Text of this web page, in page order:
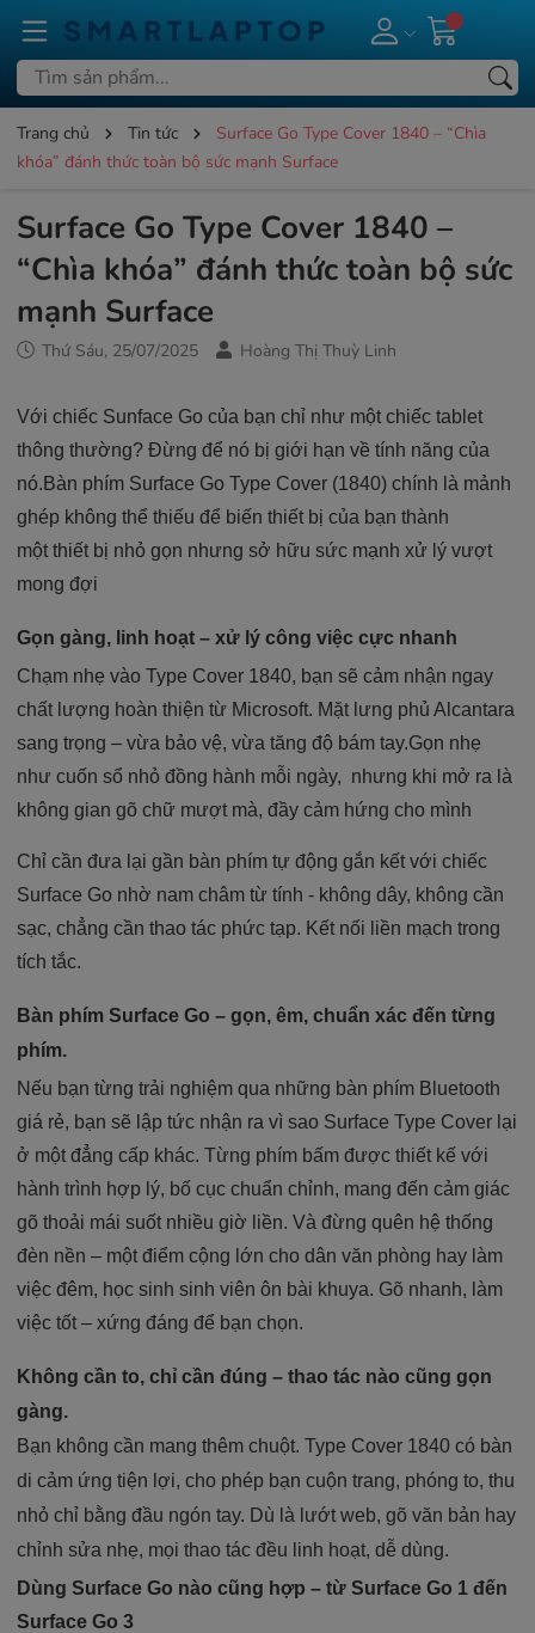
Trang chủ Tin tức
Surface Go Type Cover 1840 – “Chìa
khóa” đánh thức toàn bộ sức mạnh Surface
Surface Go Type Cover 1840 –
“Chìa khóa” đánh thức toàn bộ sức
mạnh Surface
Thứ Sáu, 25/07/2025 Hoàng Thị Thuỳ Linh
Với chiếc Sunface Go của bạn chỉ như một chiếc tablet
thông thường? Đừng để nó bị giới hạn về tính năng của
nó.Bàn phím Surface Go Type Cover (1840) chính là mảnh
ghép không thể thiếu để biến thiết bị của bạn thành
một thiết bị nhỏ gọn nhưng sở hữu sức mạnh xử lý vượt
mong đợi
Gọn gàng, linh hoạt – xử lý công việc cực nhanh
Chạm nhẹ vào Type Cover 1840, bạn sẽ cảm nhận ngay
chất lượng hoàn thiện từ Microsoft. Mặt lưng phủ Alcantara
sang trọng – vừa bảo vệ, vừa tăng độ bám tay.Gọn nhẹ
như cuốn sổ nhỏ đồng hành mỗi ngày, nhưng khi mở ra là
không gian gõ chữ mượt mà, đầy cảm hứng cho mình
Chỉ cần đưa lại gần bàn phím tự động gắn kết với chiếc
Surface Go nhờ nam châm từ tính - không dây, không cần
sạc, chẳng cần thao tác phức tạp. Kết nối liền mạch trong
tích tắc.
Bàn phím Surface Go – gọn, êm, chuẩn xác đến từng
phím.
Nếu bạn từng trải nghiệm qua những bàn phím Bluetooth
giá rẻ, bạn sẽ lập tức nhận ra vì sao Surface Type Cover lại
ở một đẳng cấp khác. Từng phím bấm được thiết kế với
hành trình hợp lý, bố cục chuẩn chỉnh, mang đến cảm giác
gõ thoải mái suốt nhiều giờ liền. Và đừng quên hệ thống
đèn nền – một điểm cộng lớn cho dân văn phòng hay làm
việc đêm, học sinh sinh viên ôn bài khuya. Gõ nhanh, làm
việc tốt – xứng đáng để bạn chọn.
Không cần to, chỉ cần đúng – thao tác nào cũng gọn
gàng.
Bạn không cần mang thêm chuột. Type Cover 1840 có bàn
di cảm ứng tiện lợi, cho phép bạn cuộn trang, phóng to, thu
nhỏ chỉ bằng đầu ngón tay. Dù là lướt web, gõ văn bản hay
chỉnh sửa nhẹ, mọi thao tác đều linh hoạt, dễ dùng.
Dùng Surface Go nào cũng hợp – từ Surface Go 1 đến
Surface Go 3